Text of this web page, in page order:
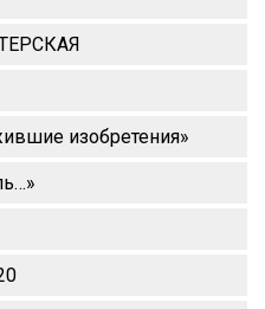
изобретения»